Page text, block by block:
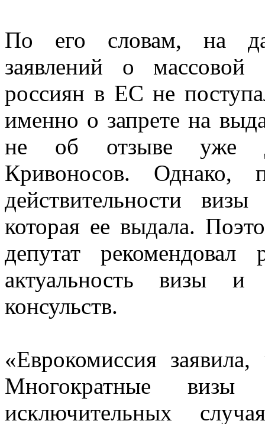
По его словам, на
заявлений о массовой
россиян в ЕС не
именно о запрете на
не об отзыве уже
Кривоносов.
действительности
которая ее выдала.
депутат рекомендовал
актуальность визы
консульств.
«Еврокомиссия
Многократные
исключительных